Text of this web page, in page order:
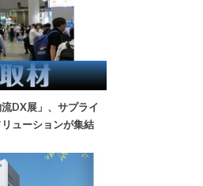
DX展」、サプライ
ューションが集結